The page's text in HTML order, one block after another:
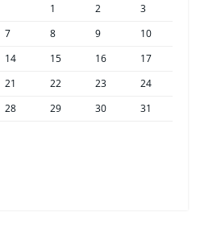
1
2
3
7 8 9
10
14 15 16
17
21 22 23
24
28 29 30 31